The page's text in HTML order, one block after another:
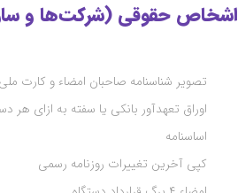
اشخاص حقوقی (شرکت‌ها و
تصویر شناسنامه صاحبان امضاء و کارت ملی
اوراق تعهدآور بانکی یا سفته به ازای هر
اساسنامه
کپی آخرین تغییرات روزنامه رسمی